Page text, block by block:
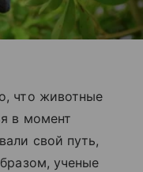
что животные
в момент
свой путь,
ученые